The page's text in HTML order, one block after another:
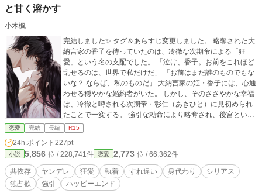
と甘く溶かす
小木楓
完結しました✨ タグ＆あらすじ変更しました。 略奪された大
納言家の香子を待っていたのは、冷徹な次期帝による「狂
愛」という名の支配でした。 「泣け、香子。お前をこれほど
乱せるのは、世界で私だけだ」 「お前はまだ誰のものでもな
いな？ ならば、私のものだ」 大納言家の姫・香子には、心通
わせる穏やかな婚約者がいた。 しかし、そのささやかな幸福
は、冷徹と噂される次期帝・彰仁（あきひと）に見初められ
たことで一変する。 強引な勅命により略奪され、後宮という
名の檻に閉じ込められた香子。 夜ごとの契りで身体を繋が
れ、元婚約者への想いすら「不義」として塗り潰されてい
く。 恐怖に震える香子だったが、閉ざされた寝所で待ってい
たのは、想像を絶するほど重く、激しい寵愛で……？ 「痛く
はしない。……お前が私のことしか考えられなくなるまで、
何度でも教え込もう」 逃げ場のない愛に心が絡め取られてい
く中、彰仁は香子を守るため、「ある残酷な嘘」を用いて彼
恋愛 完結 長編 R15
24h.ポイント 227pt
小説 5,856 位 / 228,741件 恋愛 2,773 位 / 66,362件
共依存 ヤンデレ 狂愛 執着 すれ違い 身代わり
シリアス
独占欲
強引 ハッピーエンド